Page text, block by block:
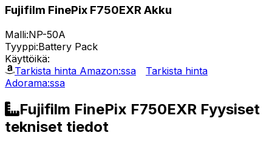
Fujifilm FinePix F750EXR Akku
Malli:NP-50A
Tyyppi:Battery Pack
Käyttöikä:
Tarkista hinta Amazon:ssa
Tarkista hinta
Adorama:ssa
Fujifilm FinePix F750EXR Fyysiset
tekniset tiedot